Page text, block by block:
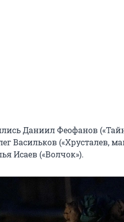
Даниил Феофанов
Васильков («Хрусталев,
Исаев («Волчок»).